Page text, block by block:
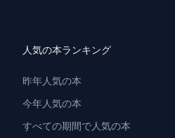
人気の本ランキング
昨年人気の本
今年人気の本
すべての期間で人気の本